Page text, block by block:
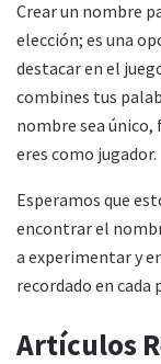
Crear un nombre
elección; es una
destacar en el
combines tus
nombre sea único,
eres como jugador.
Esperamos que
encontrar el
a experimentar y
recordado en cada
Artículos